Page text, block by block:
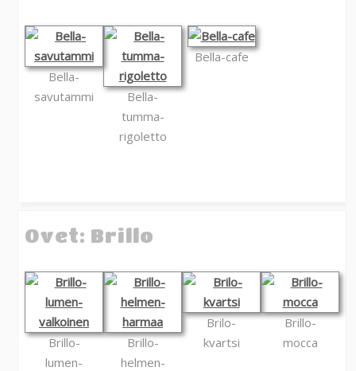
Bella-
savutammi
Bella-
tumma-
rigoletto
Bella-cafe
Ovet: Brillo
Brillo-
lumen-
Brillo-
helmen-
Brilo-
kvartsi
Brillo-
mocca